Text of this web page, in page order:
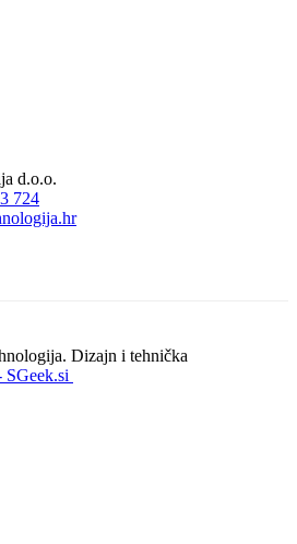
d.o.o.
724
Dizajn i tehnička
SGeek.si